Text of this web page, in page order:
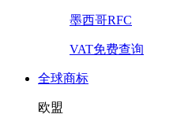
墨西哥RFC
VAT免费查询
全球商标
欧盟